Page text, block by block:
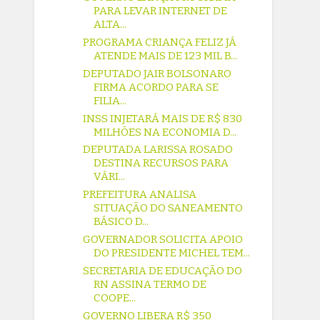
PARA LEVAR INTERNET DE
ALTA...
PROGRAMA CRIANÇA FELIZ JÁ
ATENDE MAIS DE 123 MIL B...
DEPUTADO JAIR BOLSONARO
FIRMA ACORDO PARA SE
FILIA...
INSS INJETARÁ MAIS DE R$ 830
MILHÕES NA ECONOMIA D...
DEPUTADA LARISSA ROSADO
DESTINA RECURSOS PARA
VÁRI...
PREFEITURA ANALISA
SITUAÇÃO DO SANEAMENTO
BÁSICO D...
GOVERNADOR SOLICITA APOIO
DO PRESIDENTE MICHEL TEM...
SECRETARIA DE EDUCAÇÃO DO
RN ASSINA TERMO DE
COOPE...
GOVERNO LIBERA R$ 350